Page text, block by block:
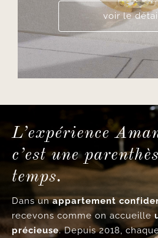
voir le
L’expérience
c’est une
temps.
Dans unappartement
recevons comme on accueille
précieuse. Depuis 2018,